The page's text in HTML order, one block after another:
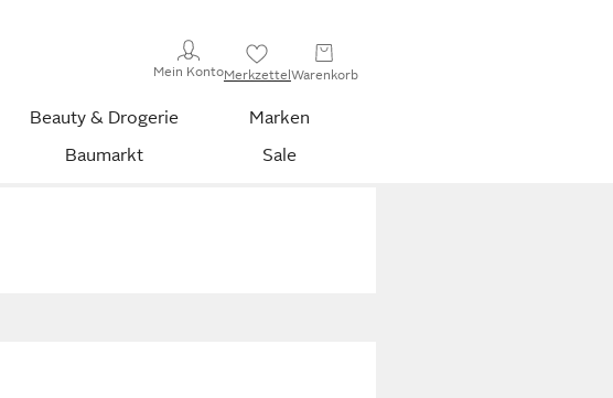
Mein KontoMerkzettelWarenkorb
Beauty & Drogerie
Marken
Baumarkt Sale